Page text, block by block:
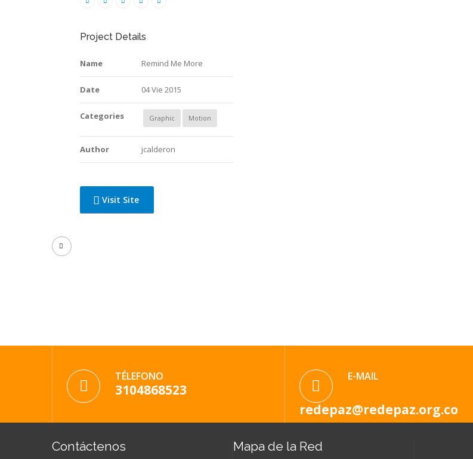
Project Details
Name Remind Me More
Date 04 Vie 2015
Categories Graphic Motion
Author jcalderon
Visit Site
TÉLEFONO
3104868523
E-MAIL
redepaz@redepaz.org.co
Contáctenos Mapa de la Red